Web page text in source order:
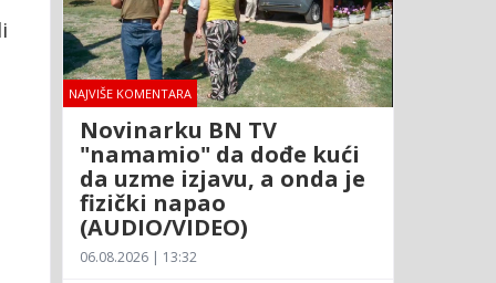
NAJVIŠE KOMENTARA
Novinarku BN TV
"namamio" da dođe kući
da uzme izjavu, a onda je
fizički napao
(AUDIO/VIDEO)
06.08.2026 | 13:32